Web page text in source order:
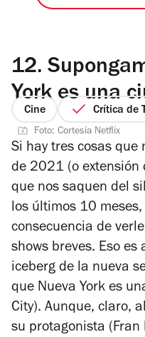
12.
York es una
Cine Crítica de
Foto: Cortesía Netflix
Si hay tres cosas que
de 2021 (o extensión
que nos saquen del
los últimos 10
consecuencia de
shows breves. Eso
iceberg de la nueva
que Nueva York es
City). Aunque, claro,
su protagonista (Fran